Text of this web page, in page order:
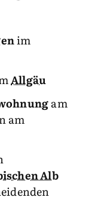
im
Allgäu
am
am
Alb